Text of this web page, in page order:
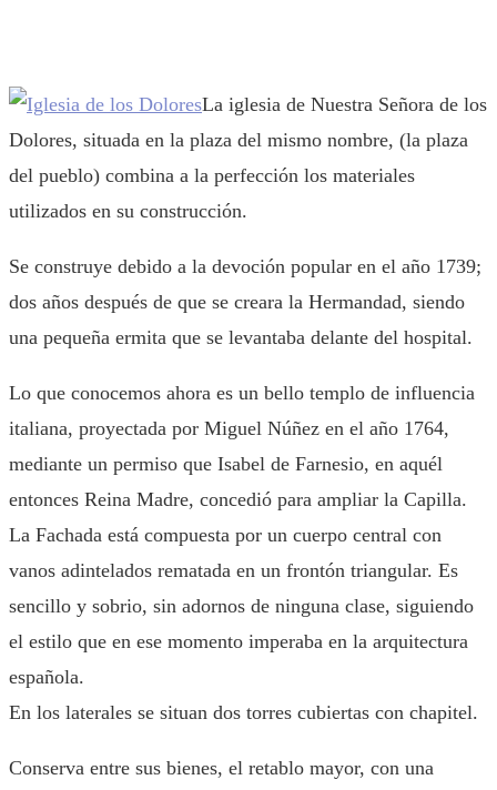
La iglesia de Nuestra Señora de los
Dolores, situada en la plaza del mismo nombre, (la plaza
del pueblo) combina a la perfección los materiales
utilizados en su construcción.
Se construye debido a la devoción popular en el año 1739;
dos años después de que se creara la Hermandad, siendo
una pequeña ermita que se levantaba delante del hospital.
Lo que conocemos ahora es un bello templo de influencia
italiana, proyectada por Miguel Núñez en el año 1764,
mediante un permiso que Isabel de Farnesio, en aquél
entonces Reina Madre, concedió para ampliar la Capilla.
La Fachada está compuesta por un cuerpo central con
vanos adintelados rematada en un frontón triangular. Es
sencillo y sobrio, sin adornos de ninguna clase, siguiendo
el estilo que en ese momento imperaba en la arquitectura
española.
En los laterales se situan dos torres cubiertas con chapitel.
Conserva entre sus bienes, el retablo mayor, con una